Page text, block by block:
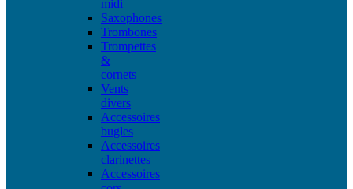
midi
Saxophones
Trombones
Trompettes
&
cornets
Vents
divers
Accessoires
bugles
Accessoires
clarinettes
Accessoires